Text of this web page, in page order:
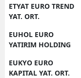
ETYAT EURO TREND
YAT. ORT.
EUHOL EURO
YATIRIM HOLDING
EUKYO EURO
KAPITAL YAT. ORT.